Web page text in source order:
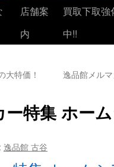
店舗案
内
買取下取強
中!!
特価！ 逸品館メル
ー特集 ホー
逸品館 古谷